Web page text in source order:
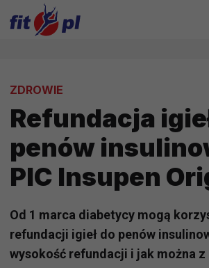
ZDROWIE
Refundacja
penów
PIC Insupen
Od 1 marca diabetycy mogą
refundacji igieł do penów
wysokość refundacji i jak można